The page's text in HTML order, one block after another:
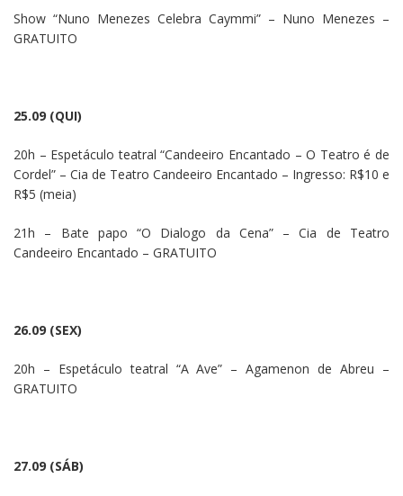
Show “Nuno Menezes Celebra Caymmi” – Nuno Menezes –
GRATUITO
25.09 (QUI)
20h – Espetáculo teatral “Candeeiro Encantado – O Teatro é de
Cordel” – Cia de Teatro Candeeiro Encantado – Ingresso: R$10 e
R$5 (meia)
21h – Bate papo “O Dialogo da Cena” – Cia de Teatro
Candeeiro Encantado – GRATUITO
26.09 (SEX)
20h – Espetáculo teatral “A Ave” – Agamenon de Abreu –
GRATUITO
27.09 (SÁB)